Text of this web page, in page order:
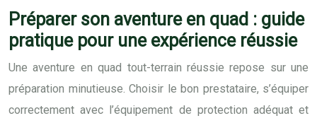
Préparer son aventure en quad : guide
pratique pour une expérience réussie
Une aventure en quad tout-terrain réussie repose sur une
préparation minutieuse. Choisir le bon prestataire, s’équiper
correctement avec l’équipement de protection adéquat et